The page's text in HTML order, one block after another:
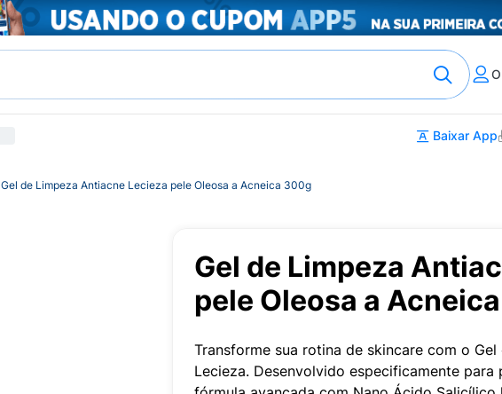
Baixar App
Gel de Limpeza Antiacne Lecieza pele Oleosa a Acneica 300g
Gel de Limpeza
pele Oleosa a
Transforme sua rotina de skincare com o
Lecieza. Desenvolvido especificamente para